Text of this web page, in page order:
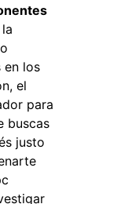
en los
el
para
buscas
justo